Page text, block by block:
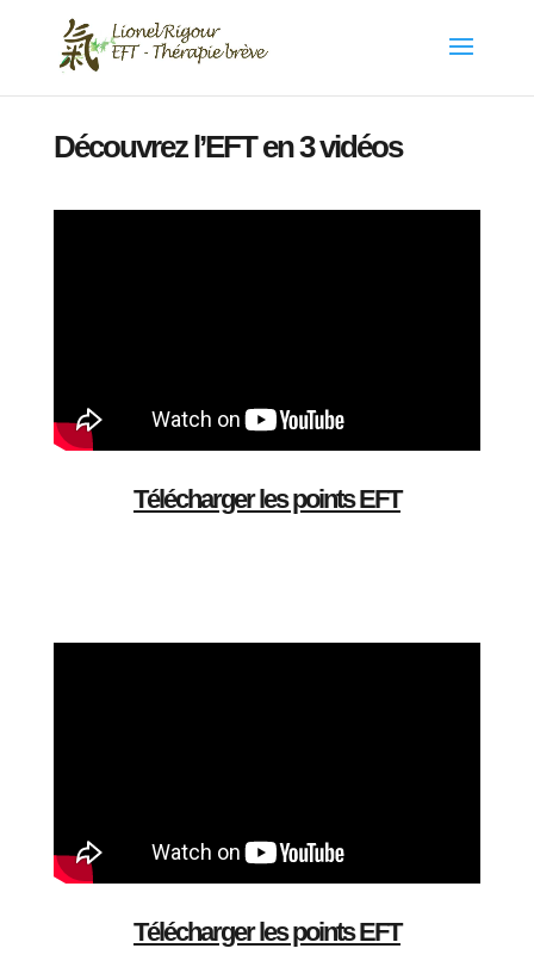
Découvrez l’EFT en 3 vidéos
Télécharger les points EFT
Télécharger les points EFT